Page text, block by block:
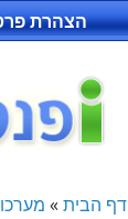
הצהרת
דף הבית»